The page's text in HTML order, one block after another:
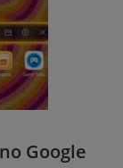
Google